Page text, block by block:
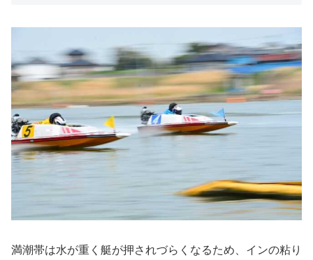
満潮帯は水が重く艇が押されづらくなるため、インの粘り